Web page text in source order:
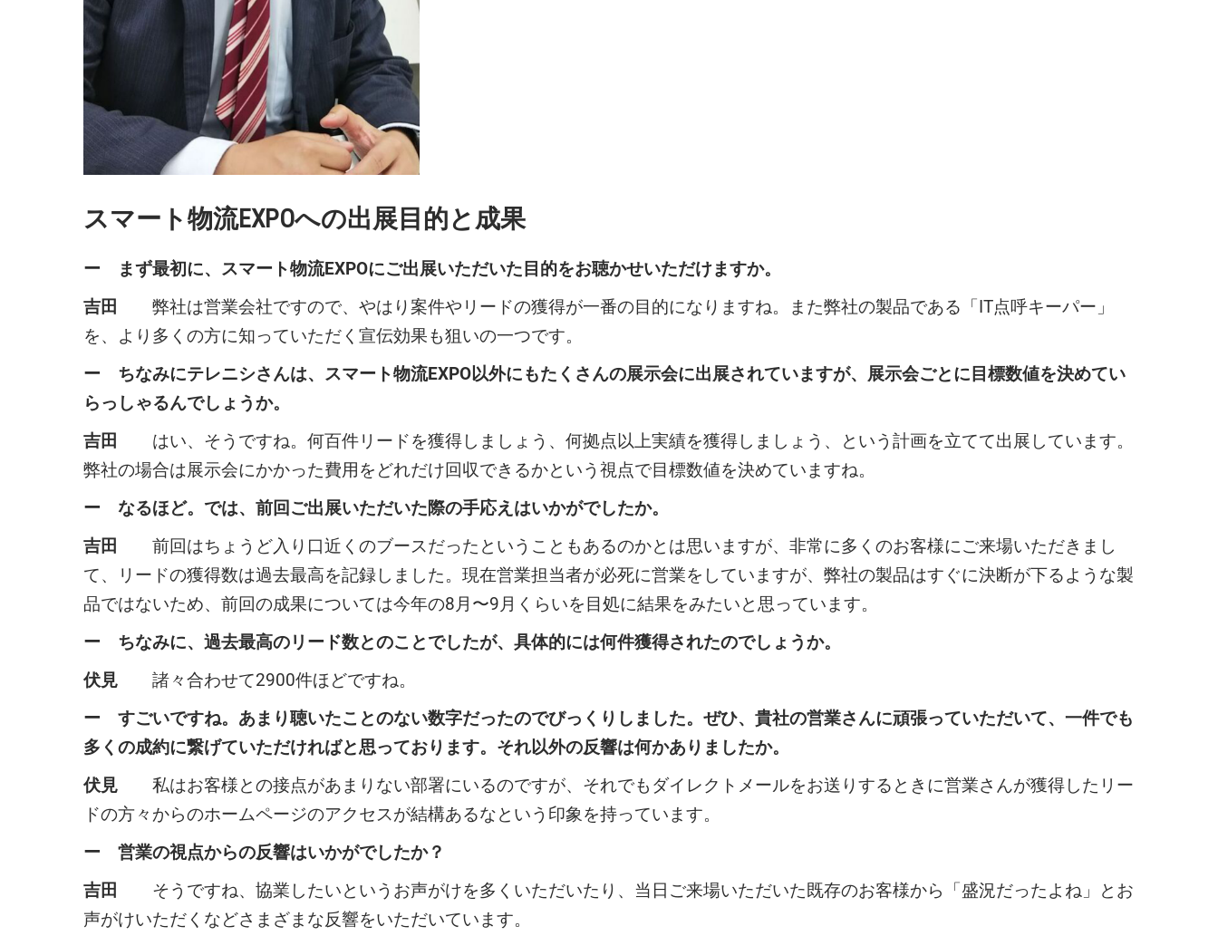
スマート物流EXPOへの出展目的と成果
ー まず最初に、スマート物流EXPOにご出展いただいた目的をお聴かせいただけますか。
吉田
弊社は営業会社ですので、やはり案件やリードの獲得が一番の目的になりますね。また弊社の製品である「IT点呼キーパー」
を、より多くの方に知っていただく宣伝効果も狙いの一つです。
ー ちなみにテレニシさんは、スマート物流EXPO以外にもたくさんの展示会に出展されていますが、展示会ごとに目標数値を決めてい
らっしゃるんでしょうか。
吉田
はい、そうですね。何百件リードを獲得しましょう、何拠点以上実績を獲得しましょう、という計画を立てて出展しています。
弊社の場合は展示会にかかった費用をどれだけ回収できるかという視点で目標数値を決めていますね。
ー なるほど。では、前回ご出展いただいた際の手応えはいかがでしたか。
吉田
前回はちょうど入り口近くのブースだったということもあるのかとは思いますが、非常に多くのお客様にご来場いただきまし
て、リードの獲得数は過去最高を記録しました。現在営業担当者が必死に営業をしていますが、弊社の製品はすぐに決断が下るような製
品ではないため、前回の成果については今年の8月〜9月くらいを目処に結果をみたいと思っています。
ー ちなみに、過去最高のリード数とのことでしたが、具体的には何件獲得されたのでしょうか。
伏見 諸々合わせて2900件ほどですね。
ー すごいですね。あまり聴いたことのない数字だったのでびっくりしました。ぜひ、貴社の営業さんに頑張っていただいて、一件でも
多くの成約に繋げていただければと思っております。それ以外の反響は何かありましたか。
伏見 私はお客様との接点があまりない部署にいるのですが、それでもダイレクトメールをお送りするときに営業さんが獲得したリー
ドの方々からのホームページのアクセスが結構あるなという印象を持っています。
ー 営業の視点からの反響はいかがでしたか？
吉田
そうですね、協業したいというお声がけを多くいただいたり、当日ご来場いただいた既存のお客様から「盛況だったよね」とお
声がけいただくなどさまざまな反響をいただいています。